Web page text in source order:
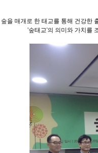
숲을 매개로 한 태교를 통해 건강한
'숲태교'의 의미와 가치를